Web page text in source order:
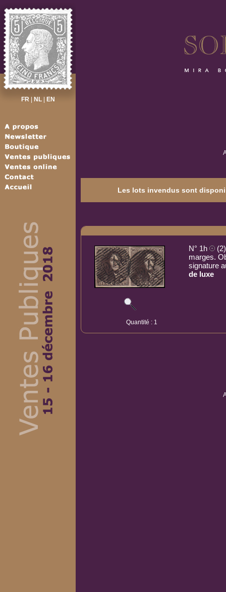
FR| NL| EN
Les lots invendus sont
N° 1h
marges.
signature
de luxe
Quantité : 1